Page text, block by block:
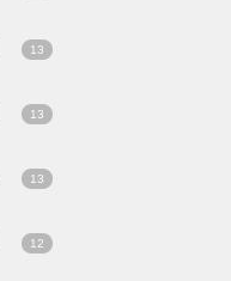
13
13
13
12